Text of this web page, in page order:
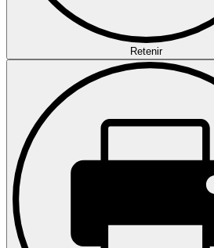
Retenir